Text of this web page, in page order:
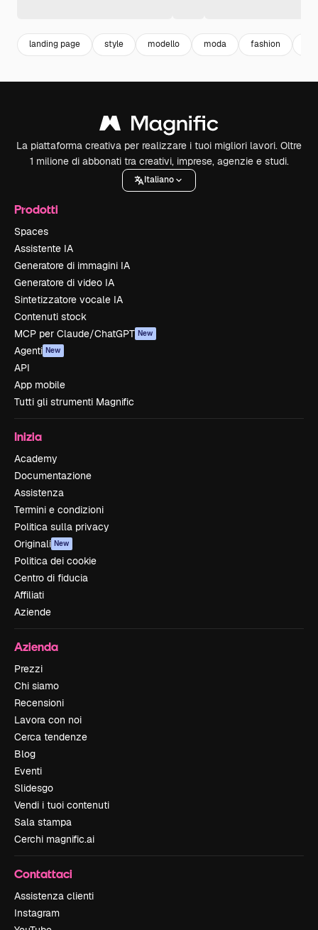
landing page style modello moda fashion
La piattaforma creativa per realizzare i tuoi migliori lavori. Oltre
1 milione di abbonati tra creativi, imprese, agenzie e studi.
Italiano
Prodotti
Spaces
Assistente IA
Generatore di immagini IA
Generatore di video IA
Sintetizzatore vocale IA
Contenuti stock
MCP per Claude/ChatGPT New
Agenti New
API
App mobile
Tutti gli strumenti Magnific
Inizia
Academy
Documentazione
Assistenza
Termini e condizioni
Politica sulla privacy
Originali New
Politica dei cookie
Centro di fiducia
Affiliati
Aziende
Azienda
Prezzi
Chi siamo
Recensioni
Lavora con noi
Cerca tendenze
Blog
Eventi
Slidesgo
Vendi i tuoi contenuti
Sala stampa
Cerchi magnific.ai
Contattaci
Assistenza clienti
Instagram